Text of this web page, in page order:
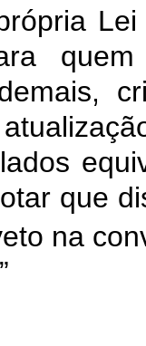
Lei
que
na
”